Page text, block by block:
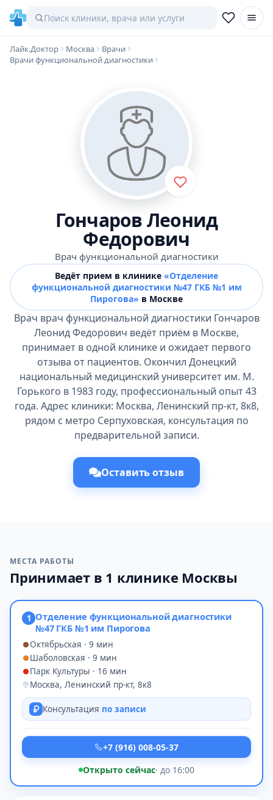
Лайк.Доктор Москва
Врачи
Врачи функциональной диагностики
Гончаров Леонид
Федорович
Врач функциональной диагностики
Ведёт прием в клинике «Отделение
функциональной диагностики №47 ГКБ №1 им
Пирогова» в Москве
Врач врач функциональной диагностики Гончаров
Леонид Федорович ведёт приём в Москве,
принимает в одной клинике и ожидает первого
отзыва от пациентов. Окончил Донецкий
национальный медицинский университет им. М.
Горького в 1983 году, профессиональный опыт 43
года. Адрес клиники: Москва, Ленинский пр-кт, 8к8,
рядом с метро Серпуховская, консультация по
предварительной записи.
Оставить отзыв
МЕСТА РАБОТЫ
Принимает в 1 клинике Москвы
1 Отделение функциональной диагностики
№47 ГКБ №1 им Пирогова
Октябрьская · 9 мин
Шаболовская · 9 мин
Парк Культуры · 16 мин
Москва, Ленинский пр-кт, 8к8
Консультация по записи
+7 (916) 008-05-37
Открыто сейчас· до 16:00